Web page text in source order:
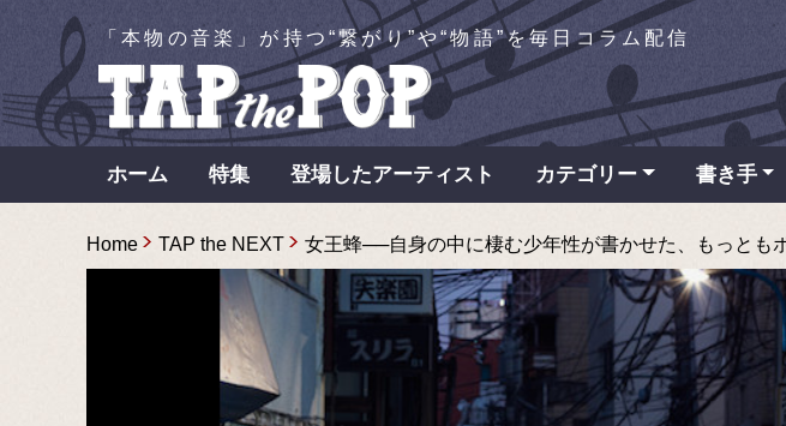
「本物の音楽」が持つ“繋がり”や“物語”を毎日コラム配信
ホーム 特集 登場したアーティスト カテゴリー 書き手
Home TAP the NEXT 女王蜂──自身の中に棲む少年性が書かせた、もっとも